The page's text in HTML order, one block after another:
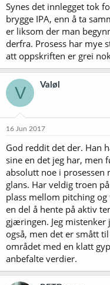
:
Synes det innlegget tok
brygge IPA, enn å ta
er liksom der man
derfra. Prosess har mye
att oppskriften er grei
V Valøl
16 Jun 2017
God reddit det der. Han
sine en det jeg har, men
absolutt noe i
glans. Har veldig troen
plass mellom pitching
en del å hente på aktiv
gjæringen. Jeg
også, men det er smått
området med en klatt
anbefalte verdier.